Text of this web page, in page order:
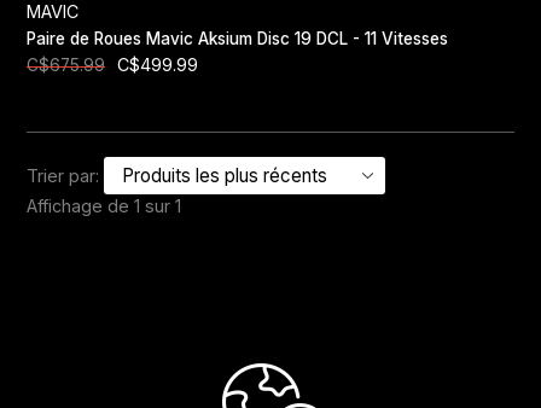
MAVIC
Paire de Roues Mavic Aksium Disc 19 DCL - 11 Vitesses
C$675.99
C$499.99
Trier par:
Affichage de 1 sur 1